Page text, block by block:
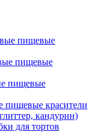
пищевые
пищевые
пищевые
пищевые красители
кандурин)
для тортов